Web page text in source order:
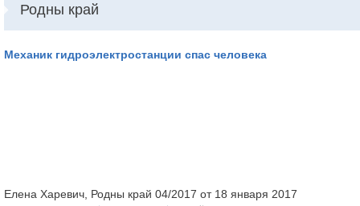
Родны край
Механик гидроэлектростанции спас человека
Елена Харевич, Родны край 04/2017 от 18 января 2017